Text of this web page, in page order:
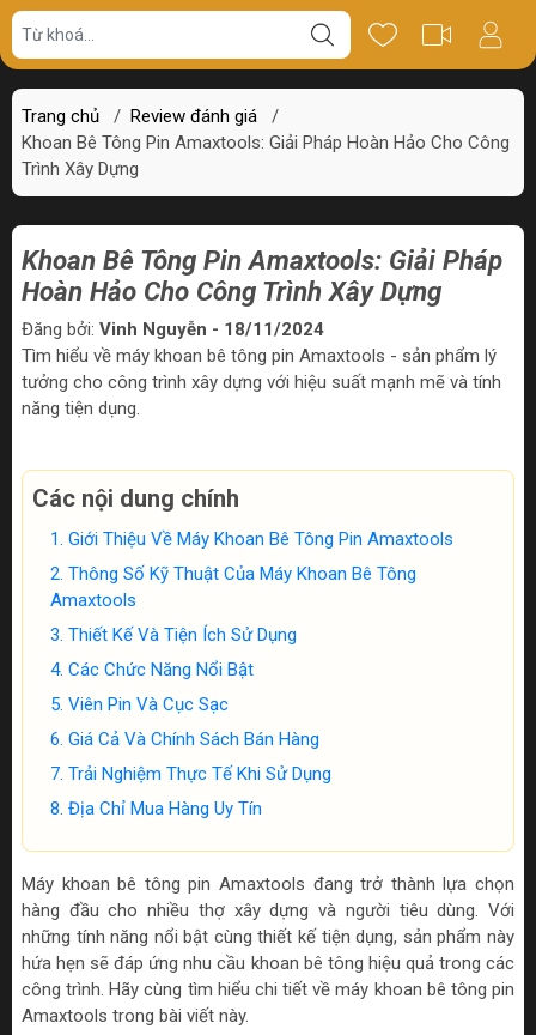
Trang chủ / Review đánh giá
/
Khoan Bê Tông Pin Amaxtools: Giải Pháp Hoàn Hảo Cho Công
Trình Xây Dựng
Khoan Bê Tông Pin Amaxtools: Giải Pháp
Hoàn Hảo Cho Công Trình Xây Dựng
Đăng bởi: Vinh Nguyễn - 18/11/2024
Tìm hiểu về máy khoan bê tông pin Amaxtools - sản phẩm lý
tưởng cho công trình xây dựng với hiệu suất mạnh mẽ và tính
năng tiện dụng.
Các nội dung chính
Giới Thiệu Về Máy Khoan Bê Tông Pin Amaxtools
Thông Số Kỹ Thuật Của Máy Khoan Bê Tông
Amaxtools
Thiết Kế Và Tiện Ích Sử Dụng
Các Chức Năng Nổi Bật
Viên Pin Và Cục Sạc
Giá Cả Và Chính Sách Bán Hàng
Trải Nghiệm Thực Tế Khi Sử Dụng
Địa Chỉ Mua Hàng Uy Tín
Máy khoan bê tông pin Amaxtools đang trở thành lựa chọn
hàng đầu cho nhiều thợ xây dựng và người tiêu dùng. Với
những tính năng nổi bật cùng thiết kế tiện dụng, sản phẩm này
hứa hẹn sẽ đáp ứng nhu cầu khoan bê tông hiệu quả trong các
công trình. Hãy cùng tìm hiểu chi tiết về máy khoan bê tông pin
Amaxtools trong bài viết này.